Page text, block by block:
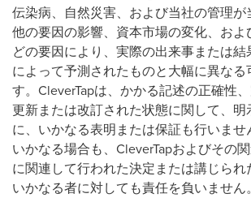
伝染病、自然災害、および当社の管理
他の要因の影響、資本市場の変化、お
どの要因により、実際の出来事または
によって予測されたものと大幅に異なる
す。CleverTapは、かかる記述の正確性
更新または改訂された状態に関して、
に、いかなる表明または保証も行いませ
いかなる場合も、CleverTapおよびその
に関連して行われた決定または講じられ
いかなる者に対しても責任を負いません。